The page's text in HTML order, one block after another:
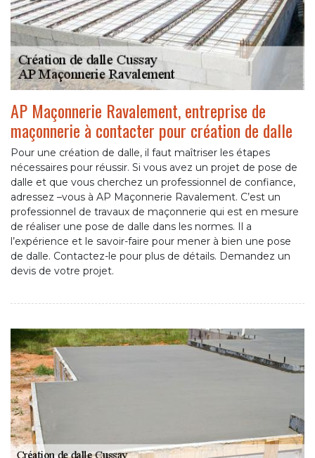
AP Maçonnerie Ravalement, entreprise de
maçonnerie à contacter pour création de dalle
Pour une création de dalle, il faut maîtriser les étapes
nécessaires pour réussir. Si vous avez un projet de pose de
dalle et que vous cherchez un professionnel de confiance,
adressez –vous à AP Maçonnerie Ravalement. C’est un
professionnel de travaux de maçonnerie qui est en mesure
de réaliser une pose de dalle dans les normes. Il a
l’expérience et le savoir-faire pour mener à bien une pose
de dalle. Contactez-le pour plus de détails. Demandez un
devis de votre projet.